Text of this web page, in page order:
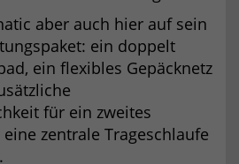
aber auch hier auf sein
ein doppelt
ein flexibles Gepäcknetz
für ein zweites
eine zentrale Trageschlaufe